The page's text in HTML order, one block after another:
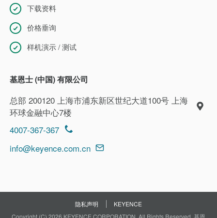
下载资料
价格垂询
样机演示 / 测试
基恩士 (中国) 有限公司
总部 200120 上海市浦东新区世纪大道100号 上海
环球金融中心7楼
4007-367-367
info@keyence.com.cn
隐私声明
KEYENCE
Copyright (C) 2026 KEYENCE CORPORATION. All Rights Reserved. 基恩